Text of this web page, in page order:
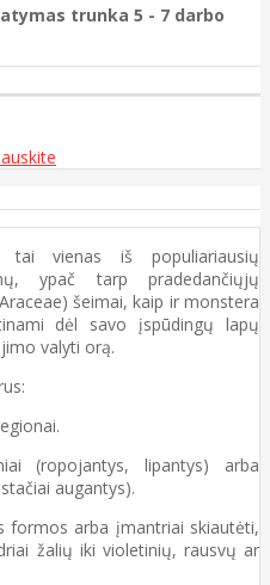
trunka 5 - 7 darbo
tai vienas iš populiariausių
ypač tarp pradedančiųjų
šeimai, kaip ir monstera
dėl savo įspūdingų lapų
valyti orą.
(ropojantys, lipantys) arba
augantys).
formos arba įmantriai skiautėti,
žalių iki violetinių, rausvų ar